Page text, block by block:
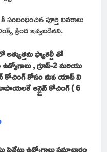
పూర్తి వివరాలు
క్రింద ఇవ్వబడినవి.
అత్యుత్తమ ఫ్యాకల్టీ తో
, గ్రూప్-2 మరియు
కోచింగ్ కోసం మన యాప్ ని
ఆన్లైన్ కోచింగ్ ( 6